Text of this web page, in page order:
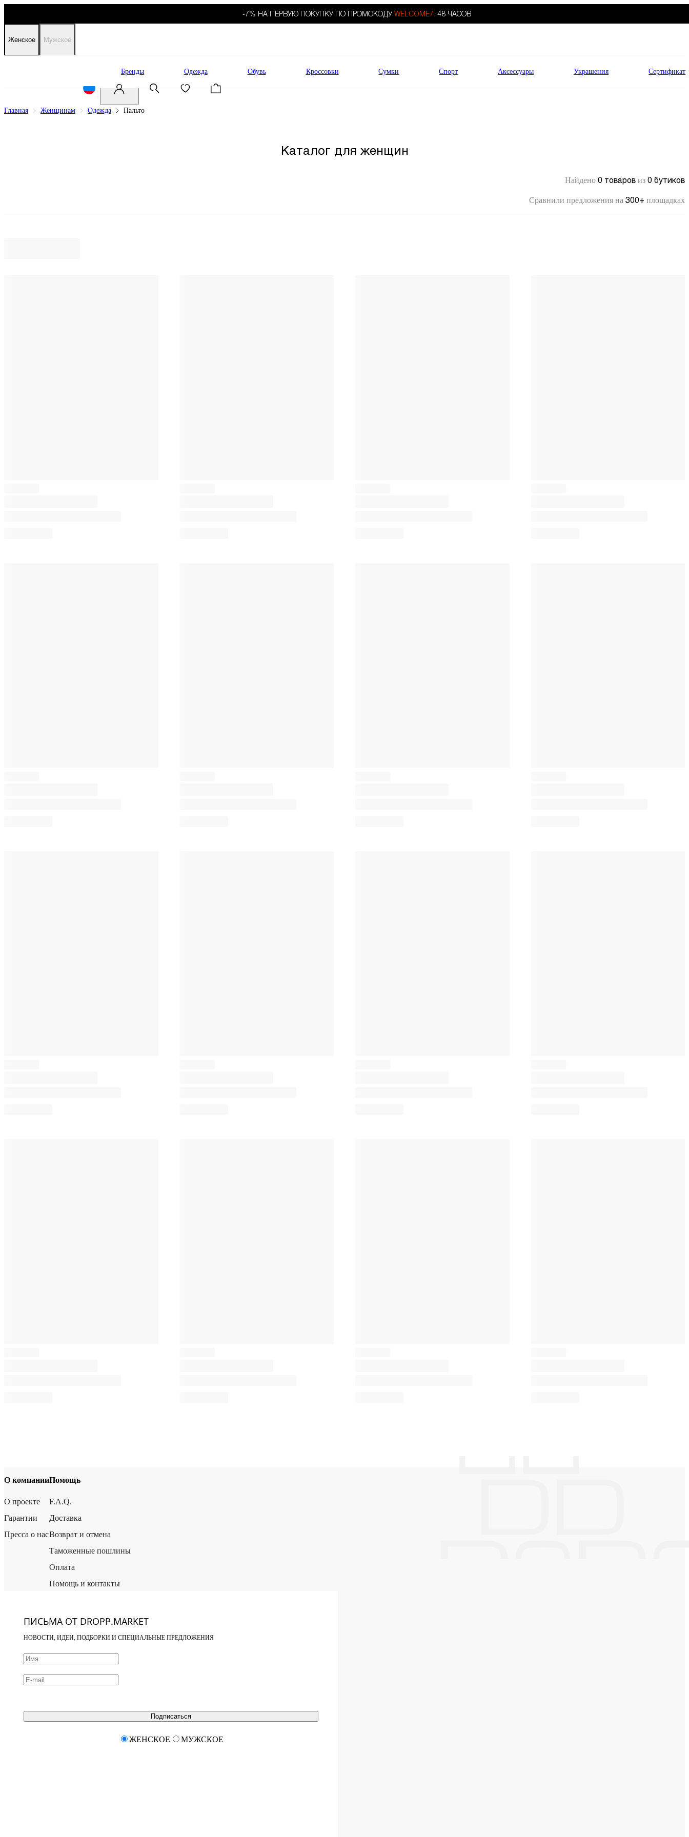
-7% НА ПЕРВУЮ ПОКУПКУ ПО ПРОМОКОДУ WELCOME7. 48 ЧАСОВ
Женское Мужское
Бренды Одежда Обувь Кроссовки Сумки Спорт Аксессуары Украшения Сертификат
Главная Женщинам Одежда Пальто
Каталог для женщин
Найдено 0 товаров из 0 бутиков
Сравнили предложения на 300+ площадках
О компании
О проекте
Гарантии
Пресса о нас
Помощь
F.A.Q.
Доставка
Возврат и отмена
Таможенные пошлины
Оплата
Помощь и контакты
ПИСЬМА ОТ DROPP.MARKET
НОВОСТИ, ИДЕИ, ПОДБОРКИ И СПЕЦИАЛЬНЫЕ ПРЕДЛОЖЕНИЯ
Подписаться
ЖЕНСКОЕ МУЖСКОЕ